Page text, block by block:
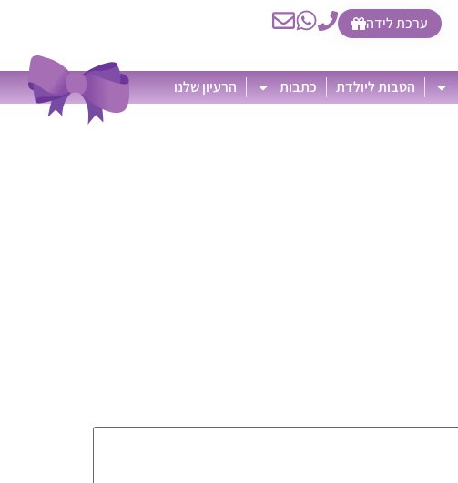
ערכת לידה
הטבות ליולדת כתבות הרעיון שלנו